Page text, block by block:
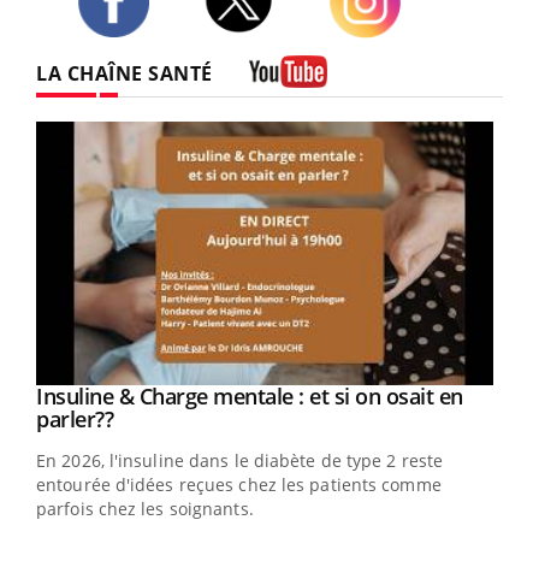
LA CHAÎNE SANTÉ
Youtube
Insuline & Charge mentale : et si on osait en
parler??Youtube
En 2026, l'insuline dans le diabète de type 2 reste
entourée d'idées reçues chez les patients comme
parfois chez les soignants.